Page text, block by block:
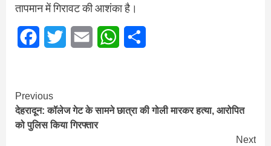
तापमान में गिरावट की आशंका है।
FacebookTwitter Email WhatsApp
Continue
Reading
Previous
देहरादून: कॉलेज गेट के सामने छात्रा की गोली मारकर हत्या, आरोपित
को पुलिस किया गिरफ्तार
Next